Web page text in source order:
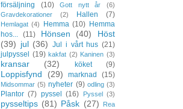
försäljning
(10) Gott nytt år
(6)
Gravdekorationer
(2) Hallen (7)
Hemlagat (4) Hemma (10) Hemma
hos...
(11) Hönsen (40)
Höst
(39) jul (36) Jul i vårt hus (21)
julpyssel
(19) kakfat (2) Kaninen (3)
kransar (32) köket (9)
Loppisfynd (29) marknad (15)
Midsommar (5) nyheter (9) odling (3)
Plantor (7) pyssel (16) Pyssel (3)
pysseltips (81) Påsk (27)
Rea